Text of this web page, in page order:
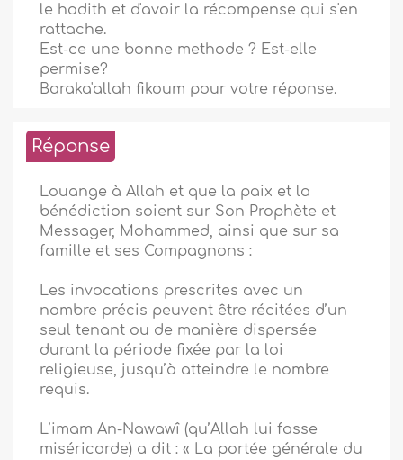
le hadith et d'avoir la récompense qui s'en
rattache.
Est-ce une bonne methode ? Est-elle
permise?
Baraka'allah fikoum pour votre réponse.
Réponse
Louange à Allah et que la paix et la
bénédiction soient sur Son Prophète et
Messager, Mohammed, ainsi que sur sa
famille et ses Compagnons :
Les invocations prescrites avec un
nombre précis peuvent être récitées d’un
seul tenant ou de manière dispersée
durant la période fixée par la loi
religieuse, jusqu’à atteindre le nombre
requis.
L’imam An-Nawawî (qu’Allah lui fasse
miséricorde) a dit : « La portée générale du